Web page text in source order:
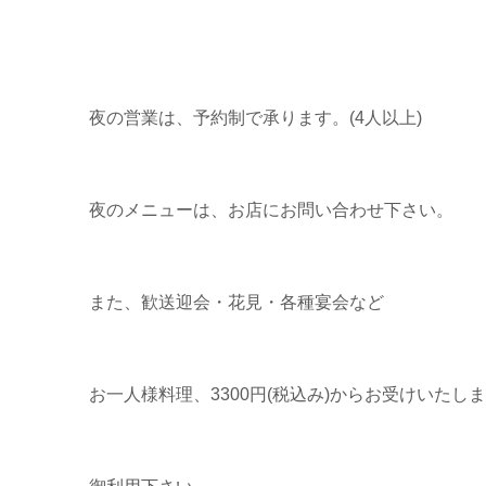
夜の営業は、予約制で承ります。(4人以上)
夜のメニューは、お店にお問い合わせ下さい。
また、歓送迎会・花見・各種宴会など
お一人様料理、3300円(税込み)からお受けいたし